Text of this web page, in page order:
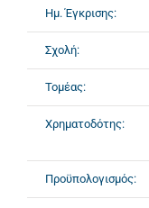
Ημ. Έγκρισης:
Σχολή:
Τομέας:
Χρηματοδότης:
Προϋπολογισμός: